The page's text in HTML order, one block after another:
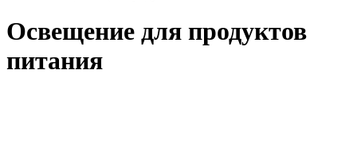
Освещение для продуктов
питания